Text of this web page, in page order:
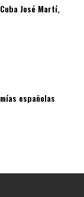
José Martí,
españolas